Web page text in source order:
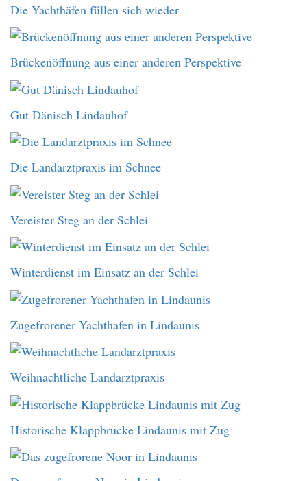
Die Yachthäfen füllen sich wieder
Brückenöffnung aus einer anderen Perspektive
Gut Dänisch Lindauhof
Die Landarztpraxis im Schnee
Vereister Steg an der Schlei
Winterdienst im Einsatz an der Schlei
Zugefrorener Yachthafen in Lindaunis
Weihnachtliche Landarztpraxis
Historische Klappbrücke Lindaunis mit Zug